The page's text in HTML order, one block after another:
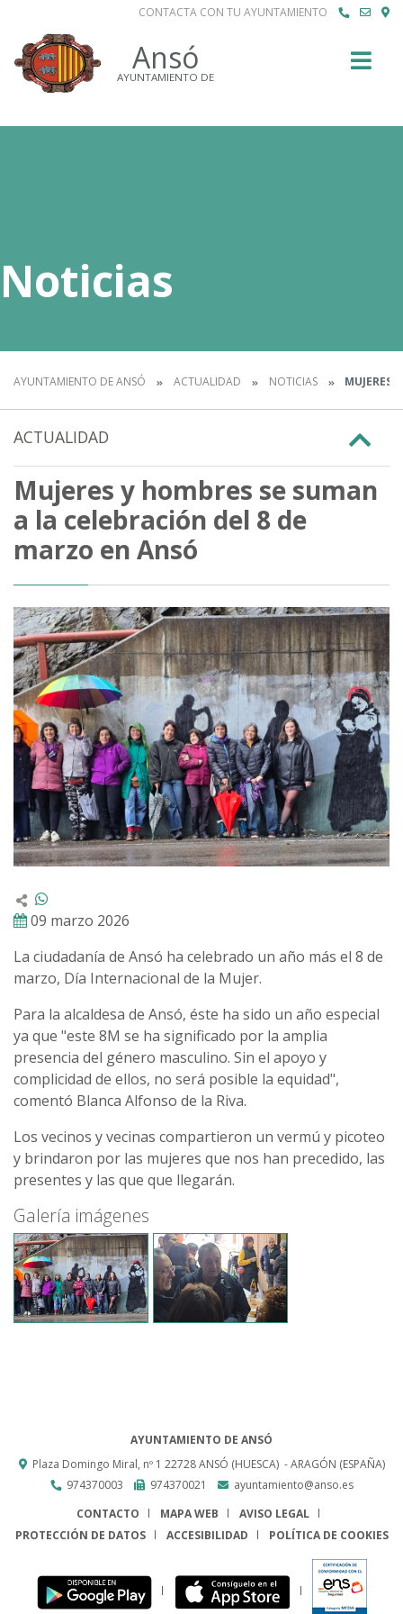
CONTACTA CON TU AYUNTAMIENTO
Ansó
AYUNTAMIENTO DE
Noticias
AYUNTAMIENTO DE ANSÓ ACTUALIDAD NOTICIAS MUJERES
ACTUALIDAD
Mujeres y hombres se suman
a la celebración del 8 de
marzo en Ansó
09 marzo 2026
La ciudadanía de Ansó ha celebrado un año más el 8 de
marzo, Día Internacional de la Mujer.
Para la alcaldesa de Ansó, éste ha sido un año especial
ya que "este 8M se ha significado por la amplia
presencia del género masculino. Sin el apoyo y
complicidad de ellos, no será posible la equidad",
comentó Blanca Alfonso de la Riva.
Los vecinos y vecinas compartieron un vermú y picoteo
y brindaron por las mujeres que nos han precedido, las
presentes y las que que llegarán.
Galería imágenes
AYUNTAMIENTO DE ANSÓ
Plaza Domingo Miral, nº 1 22728 ANSÓ (HUESCA) - ARAGÓN (ESPAÑA)
974370003
974370021
ayuntamiento@anso.es
CONTACTO
MAPA WEB
AVISO LEGAL
PROTECCIÓN DE DATOS
ACCESIBILIDAD POLÍTICA DE COOKIES